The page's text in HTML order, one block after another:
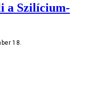
a Szilícium-
18.